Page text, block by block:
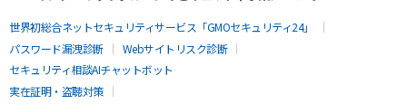
世界初総合ネットセキュリティサービス「GMOセキュリティ24」
パスワード漏洩診断
Webサイトリスク診断
セキュリティ相談AIチャットボット
実在証明・盗聴対策